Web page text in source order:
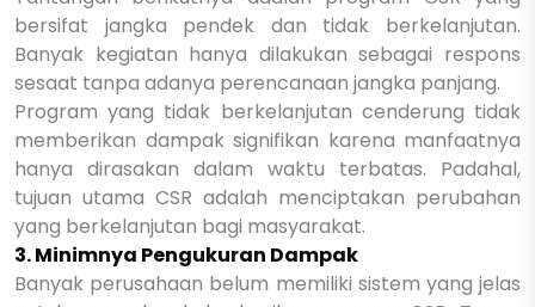
bersifat jangka pendek dan tidak berkelanjutan.
Banyak kegiatan hanya dilakukan sebagai respons
sesaat tanpa adanya perencanaan jangka panjang.
Program yang tidak berkelanjutan cenderung tidak
memberikan dampak signifikan karena manfaatnya
hanya dirasakan dalam waktu terbatas. Padahal,
tujuan utama CSR adalah menciptakan perubahan
yang berkelanjutan bagi masyarakat.
3. Minimnya Pengukuran Dampak
Banyak perusahaan belum memiliki sistem yang jelas